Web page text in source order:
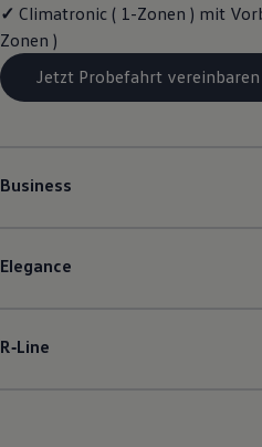
Updates für
Volkswagen
✓ Climatronic ( 1-Zonen ) mit
Zonen )
Jetzt Probefahrt vereinbaren
Business
Elegance
R‑Line